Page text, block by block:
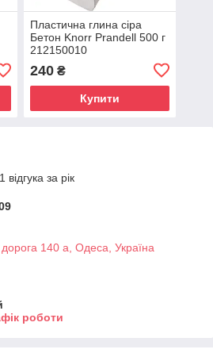
Пластична глина сіра
Бетон Knorr Prandell 500 г
212150010
240₴
Купити
за рік
140 а, Одеса, Україна
роботи